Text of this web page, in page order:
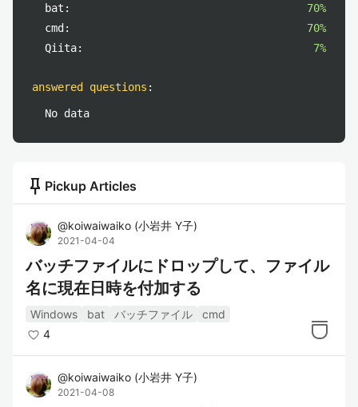
bat:
70%
cmd:
70%
Qiita:
7%
answered questions :
No data
push_pin Pickup Articles
@koiwaiwaiko (小岩井 Y子)
2021-04-04
バッチファイルにドロップして、ファイル
名に現在日時を付加する
Windows bat バッチファイル
cmd
4
@koiwaiwaiko (小岩井 Y子)
2021-04-08